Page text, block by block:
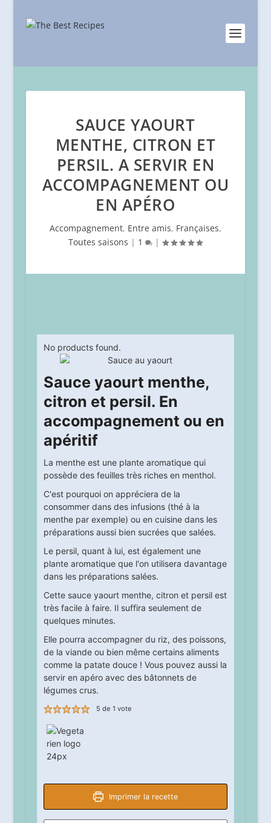
SAUCE YAOURT
MENTHE, CITRON ET
PERSIL. A SERVIR EN
ACCOMPAGNEMENT OU
EN APÉRO
Accompagnement, Entre amis, Françaises,
Toutes saisons | 1 |
No products found.
Sauce yaourt menthe,
citron et persil. En
accompagnement ou en
apéritif
La menthe est une plante aromatique qui
possède des feuilles très riches en menthol.
C'est pourquoi on appréciera de la
consommer dans des infusions (thé à la
menthe par exemple) ou en cuisine dans les
préparations aussi bien sucrées que salées.
Le persil, quant à lui, est également une
plante aromatique que l'on utilisera davantage
dans les préparations salées.
Cette sauce yaourt menthe, citron et persil est
très facile à faire. Il suffira seulement de
quelques minutes.
Elle pourra accompagner du riz, des poissons,
de la viande ou bien même certains aliments
comme la patate douce ! Vous pouvez aussi la
servir en apéro avec des bâtonnets de
légumes crus.
5 de 1 vote
Imprimer la recette